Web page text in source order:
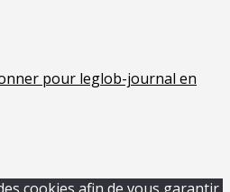
cookies afin de vous garantir